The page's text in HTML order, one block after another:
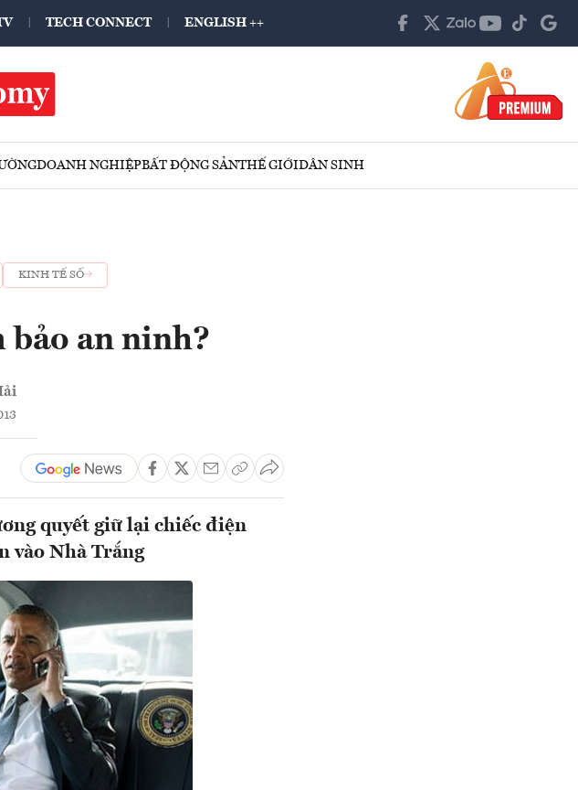
TECH CONNECT ENGLISH ++
DOANH NGHIỆPBẤT ĐỘNG SẢNTHẾ GIỚIDÂN SINH
KINH TẾ SỐ
bảo an ninh?
quyết giữ lại chiếc điện
vào Nhà Trắng